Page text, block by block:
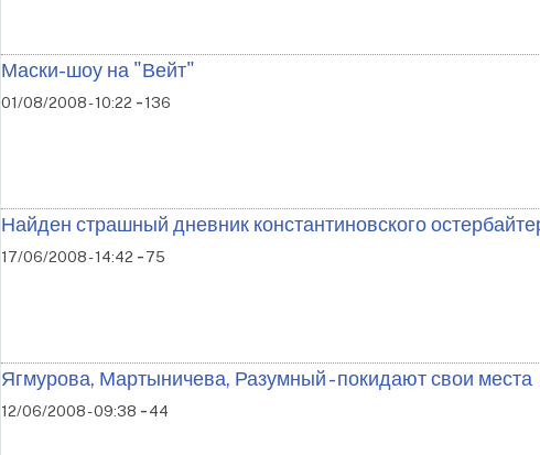
Маски-шоу на "Вейт"
01/08/2008 - 10:22 -136
Найден страшный дневник константиновского
17/06/2008 - 14:42 -75
Ягмурова, Мартыничева, Разумный - покидают свои места
12/06/2008 - 09:38 -44